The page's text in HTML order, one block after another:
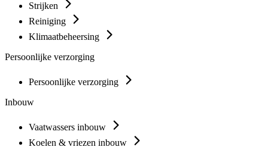
Strijken
Reiniging
Klimaatbeheersing
Persoonlijke verzorging
Persoonlijke verzorging
Inbouw
Vaatwassers inbouw
Koelen & vriezen inbouw